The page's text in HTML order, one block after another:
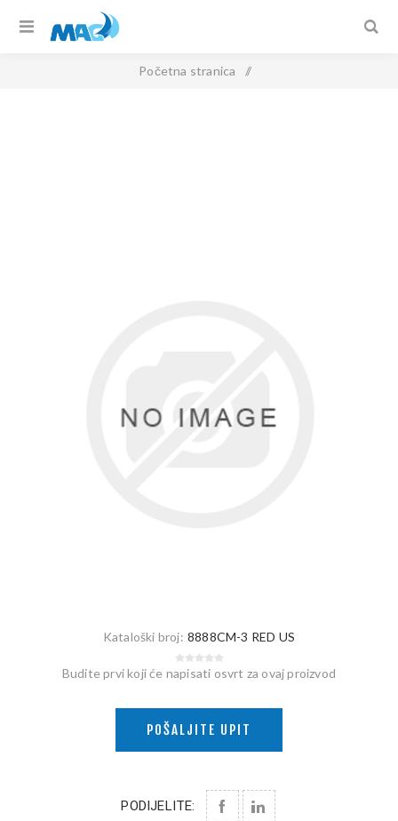
Početna stranica /
Kataloški broj: 8888CM-3 RED US
Budite prvi koji će napisati osvrt za ovaj proizvod
POŠALJITE UPIT
PODIJELITE: